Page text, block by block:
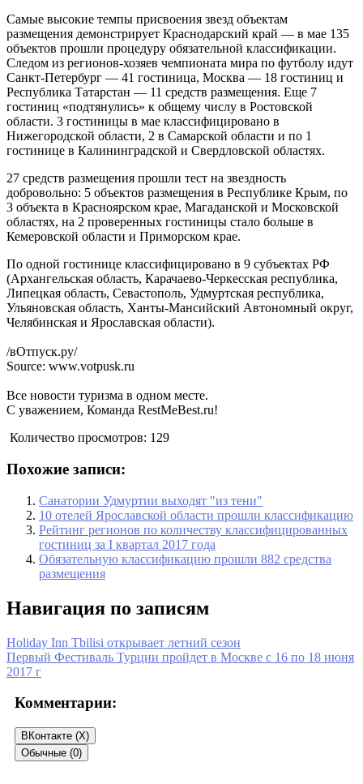
Самые высокие темпы присвоения звезд объектам
размещения демонстрирует Краснодарский край — в мае 135
объектов прошли процедуру обязательной классификации.
Следом из регионов-хозяев чемпионата мира по футболу идут
Санкт-Петербург — 41 гостиница, Москва — 18 гостиниц и
Республика Татарстан — 11 средств размещения. Еще 7
гостиниц «подтянулись» к общему числу в Ростовской
области. 3 гостиницы в мае классифицировано в
Нижегородской области, 2 в Самарской области и по 1
гостинице в Калининградской и Свердловской областях.
27 средств размещения прошли тест на звездность
добровольно: 5 объектов размещения в Республике Крым, по
3 объекта в Красноярском крае, Магаданской и Московской
областях, на 2 проверенных гостиницы стало больше в
Кемеровской области и Приморском крае.
По одной гостинице классифицировано в 9 субъектах РФ
(Архангельская область, Карачаево-Черкесская республика,
Липецкая область, Севастополь, Удмуртская республика,
Ульяновская область, Ханты-Мансийский Автономный округ,
Челябинская и Ярославская области).
/вОтпуск.ру/
Source: www.votpusk.ru
Все новости туризма в одном месте.
С уважением, Команда RestMeBest.ru!
Количество просмотров: 129
Похожие записи:
Санатории Удмуртии выходят "из тени"
10 отелей Ярославской области прошли классификацию
Рейтинг регионов по количеству классифицированных
гостиниц за I квартал 2017 года
Обязательную классификацию прошли 882 средства
размещения
Навигация по записям
Holiday Inn Tbilisi открывает летний сезон
Первый Фестиваль Турции пройдет в Москве с 16 по 18 июня
2017 г
Комментарии:
ВКонтакте (X)
Обычные (0)